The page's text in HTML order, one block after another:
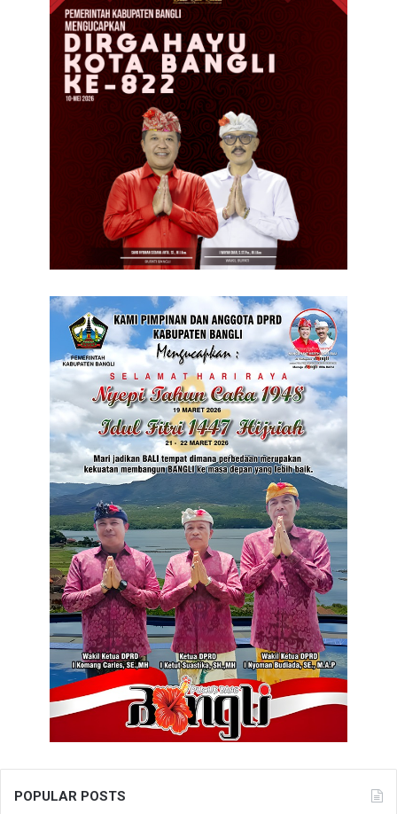
POPULAR POSTS